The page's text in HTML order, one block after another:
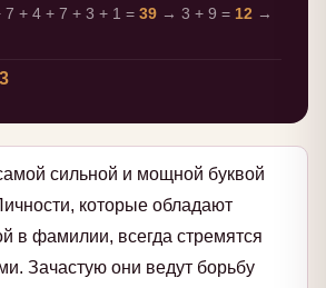
7 + 4 + 7 + 3 + 1 = 39 → 3 + 9 = 12 →
3
сильной и мощной буквой
которые обладают
в фамилии, всегда стремятся
Зачастую они ведут борьбу